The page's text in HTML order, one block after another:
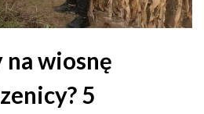
na wiosnę
5